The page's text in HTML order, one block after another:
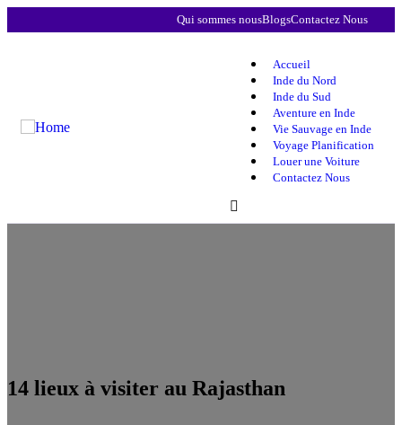
Qui sommes nousBlogsContactez Nous
Accueil
Inde du Nord
Inde du Sud
Aventure en Inde
Vie Sauvage en Inde
Voyage Planification
Louer une Voiture
Contactez Nous
14 lieux à visiter au Rajasthan